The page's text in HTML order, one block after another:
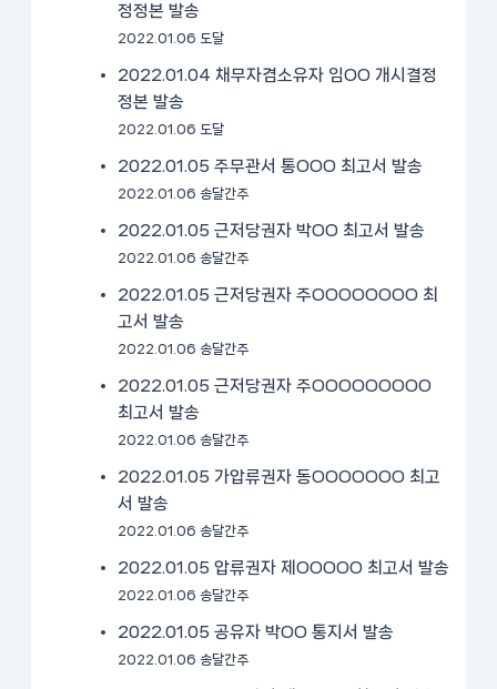
정정본 발송
2022.01.06 도달
2022.01.04 채무자겸소유자 임OO 개시결정
정본 발송
2022.01.06 도달
2022.01.05 주무관서 통OOO 최고서 발송
2022.01.06 송달간주
2022.01.05 근저당권자 박OO 최고서 발송
2022.01.06 송달간주
2022.01.05 근저당권자 주OOOOOOOO 최
고서 발송
2022.01.06 송달간주
2022.01.05 근저당권자 주OOOOOOOOO
최고서 발송
2022.01.06 송달간주
2022.01.05 가압류권자 동OOOOOOO 최고
서 발송
2022.01.06 송달간주
2022.01.05 압류권자 제OOOOO 최고서 발송
2022.01.06 송달간주
2022.01.05 공유자 박OO 통지서 발송
2022.01.06 송달간주